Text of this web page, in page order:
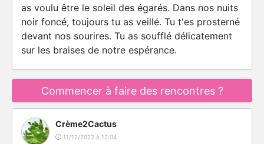
as voulu être le soleil des égarés. Dans nos nuits
noir foncé, toujours tu as veillé. Tu t'es prosterné
devant nos sourires. Tu as soufflé délicatement
sur les braises de notre espérance.
Commencer à faire des rencontres ?
Crème2Cactus
11/12/2022 à 12:04